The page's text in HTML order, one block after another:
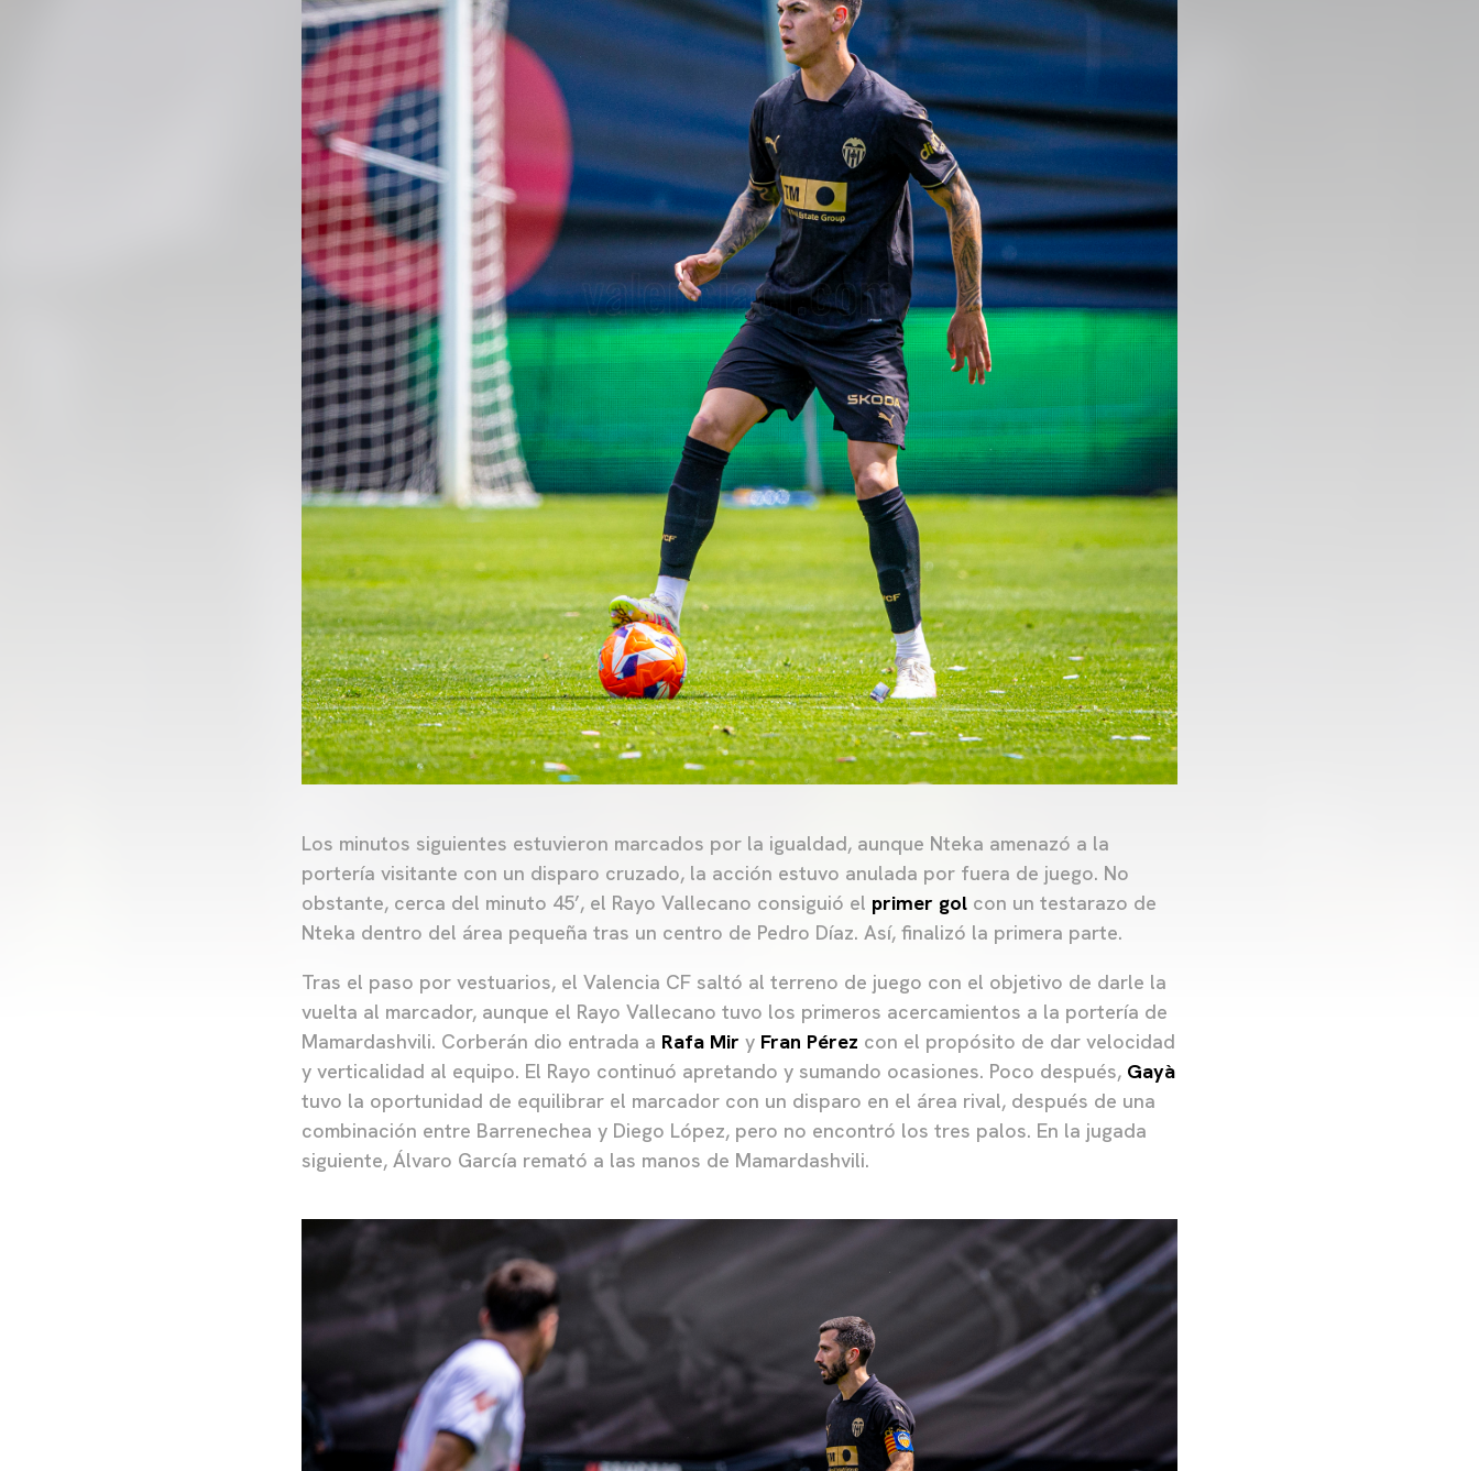
Los minutos siguientes estuvieron marcados por la igualdad, aunque Nteka amenazó a la
portería visitante con un disparo cruzado, la acción estuvo anulada por fuera de juego. No
obstante, cerca del minuto 45’, el Rayo Vallecano consiguió el primer gol con un testarazo de
Nteka dentro del área pequeña tras un centro de Pedro Díaz. Así, finalizó la primera parte.
Tras el paso por vestuarios, el Valencia CF saltó al terreno de juego con el objetivo de darle la
vuelta al marcador, aunque el Rayo Vallecano tuvo los primeros acercamientos a la portería de
Mamardashvili. Corberán dio entrada a Rafa Mir y Fran Pérez con el propósito de dar velocidad
y verticalidad al equipo. El Rayo continuó apretando y sumando ocasiones. Poco después, Gayà
tuvo la oportunidad de equilibrar el marcador con un disparo en el área rival, después de una
combinación entre Barrenechea y Diego López, pero no encontró los tres palos. En la jugada
siguiente, Álvaro García remató a las manos de Mamardashvili.